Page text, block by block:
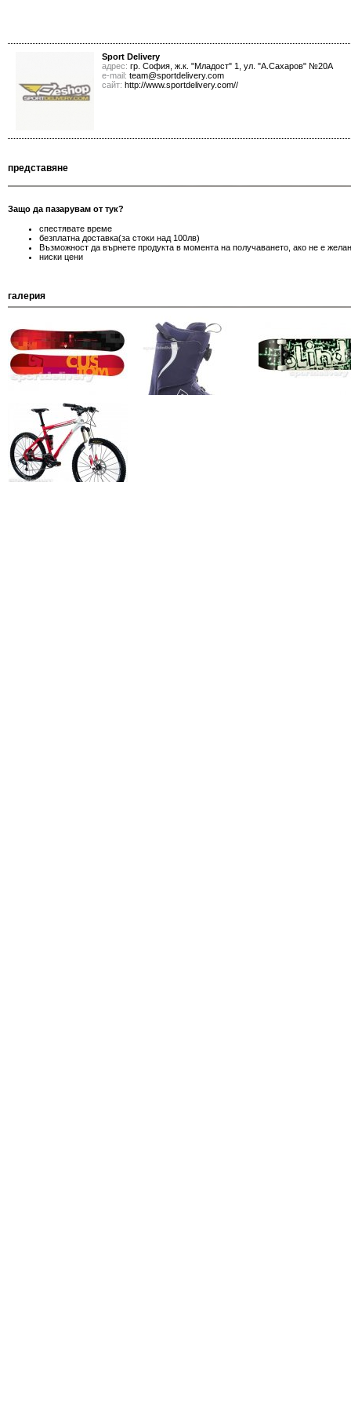
Sport Delivery
адрес: гр. София, ж.к. "Младост" 1, ул. "А.Сахаров" №20А
е-mail: team@sportdelivery.com
сайт: http://www.sportdelivery.com//
представяне
Защо да пазарувам от тук?
спестявате време
безплатна доставка(за стоки над 100лв)
Възможност да върнете продукта в момента на получаването, ако не е
ниски цени
галерия